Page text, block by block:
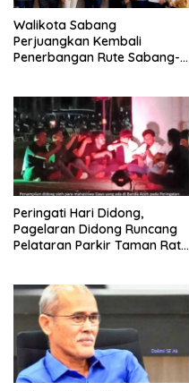
Walikota Sabang
Perjuangkan Kembali
Penerbangan Rute Sabang-
Peringati Hari Didong,
Pagelaran Didong Runcang
Pelataran Parkir Taman Ratu